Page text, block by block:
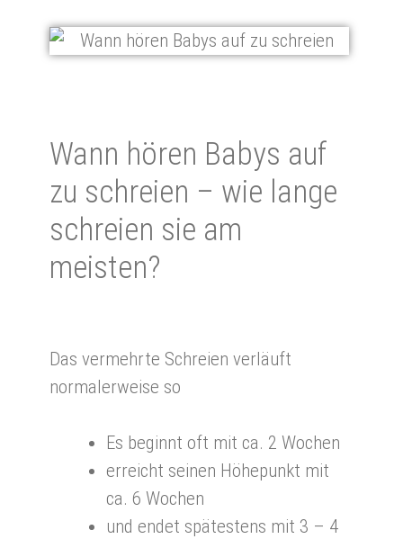
Wann hö­ren Babys auf
zu schrei­en – wie lan­ge
schrei­en sie am
meisten?
Das vermehrte Schreien verläuft
normalerweise so
Es beginnt oft mit ca. 2 Wochen
erreicht seinen Höhepunkt mit
ca. 6 Wochen
und endet spätestens mit 3 – 4